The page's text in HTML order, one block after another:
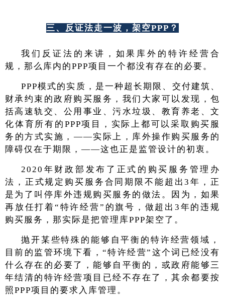
三、反证法走一波，架空PPP？
我们反证法的来讲，如果库外的特许经营合
规，那么库内的PPP项目一个都没有存在的必要。
PPP模式的实质，是一种超长期限、交付建筑、
财承约束的政府购买服务，我们大家可以发现，包
括高速轨交、公用事业、污水垃圾、教育养老、文
化体育所有的PPP项目，实际上都可以采取购买服
务的方式实施，——实际上，库外操作购买服务的
障碍仅在于期限，——这也正是监管设计的初衷。
2020年财政部发布了正式的购买服务管理办
法，正式规定购买服务合同期限不能超出3年，正
是为了叫停库外违规购买服务的做法。因为，如果
再放任打着“特许经营”的旗号，做超出3年的违规
购买服务，那实际是把管理库PPP架空了。
抛开某些特殊的能够自平衡的特许经营领域，
目前的监管环境下看，“特许经营”这个词已经没有
什么存在的必要了，能够自平衡的，或政府能够三
年结清的特许经营项目已经不存在了，其余都要按
照PPP项目的要求入库管理。